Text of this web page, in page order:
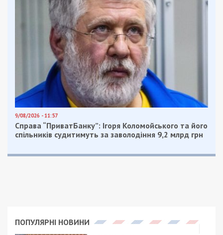
9/08/2026 - 11:57
Справа “ПриватБанку”: Ігоря Коломойського та його
спільників судитимуть за заволодіння 9,2 млрд грн
ПОПУЛЯРНІ НОВИНИ